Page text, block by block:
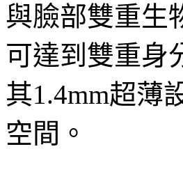
與臉部雙重生
可達到雙重身
其1.4mm超薄
空間。